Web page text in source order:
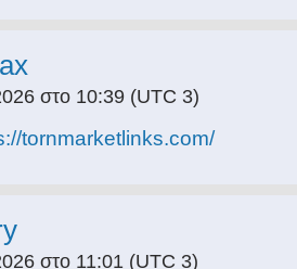
στο 10:39 (UTC 3)
tornmarketlinks.com/
στο 11:01 (UTC 3)